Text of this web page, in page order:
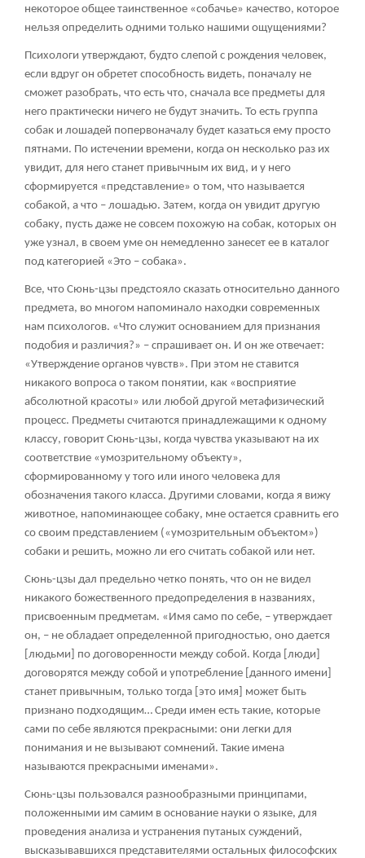
некоторое общее таинственное «собачье» качество, которое
нельзя определить одними только нашими ощущениями?
Психологи утверждают, будто слепой с рождения человек,
если вдруг он обретет способность видеть, поначалу не
сможет разобрать, что есть что, сначала все предметы для
него практически ничего не будут значить. То есть группа
собак и лошадей попервоначалу будет казаться ему просто
пятнами. По истечении времени, когда он несколько раз их
увидит, для него станет привычным их вид, и у него
сформируется «представление» о том, что называется
собакой, а что – лошадью. Затем, когда он увидит другую
собаку, пусть даже не совсем похожую на собак, которых он
уже узнал, в своем уме он немедленно занесет ее в каталог
под категорией «Это – собака».
Все, что Сюнь-цзы предстояло сказать относительно данного
предмета, во многом напоминало находки современных
нам психологов. «Что служит основанием для признания
подобия и различия?» – спрашивает он. И он же отвечает:
«Утверждение органов чувств». При этом не ставится
никакого вопроса о таком понятии, как «восприятие
абсолютной красоты» или любой другой метафизический
процесс. Предметы считаются принадлежащими к одному
классу, говорит Сюнь-цзы, когда чувства указывают на их
соответствие «умозрительному объекту»,
сформированному у того или иного человека для
обозначения такого класса. Другими словами, когда я вижу
животное, напоминающее собаку, мне остается сравнить его
со своим представлением («умозрительным объектом»)
собаки и решить, можно ли его считать собакой или нет.
Сюнь-цзы дал предельно четко понять, что он не видел
никакого божественного предопределения в названиях,
присвоенным предметам. «Имя само по себе, – утверждает
он, – не обладает определенной пригодностью, оно дается
[людьми] по договоренности между собой. Когда [люди]
договорятся между собой и употребление [данного имени]
станет привычным, только тогда [это имя] может быть
признано подходящим… Среди имен есть такие, которые
сами по себе являются прекрасными: они легки для
понимания и не вызывают сомнений. Такие имена
называются прекрасными именами».
Сюнь-цзы пользовался разнообразными принципами,
положенными им самим в основание науки о языке, для
проведения анализа и устранения путаных суждений,
высказывавшихся представителями остальных философских